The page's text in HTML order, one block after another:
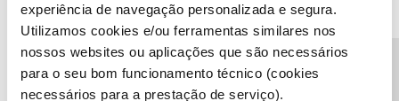
experiência de navegação personalizada e segura.
Utilizamos cookies e/ou ferramentas similares nos
nossos websites ou aplicações que são necessários
para o seu bom funcionamento técnico (cookies
necessários para a prestação de serviço).
Ajude a comunidade do Fórum NOS com “Likes” e “Melhor
Resposta” nas soluções mais úteis. Siga o perfil para acompanhar
dicas, ajuda e novidades do Fórum NOS.